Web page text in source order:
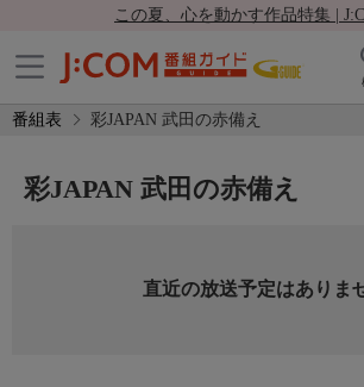
この夏、心を動かす作品特集 |
番組表 彩JAPAN 武田の赤備え
彩JAPAN 武田の赤備え
直近の放送予定はありま